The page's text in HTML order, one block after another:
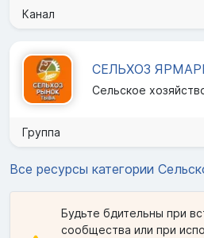
Канал
СЕЛЬХОЗ
Сельское
Группа
Все ресурсы категории
Будьте бдительны при
сообщества или при